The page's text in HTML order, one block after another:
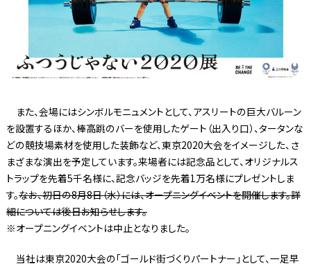
また、会場にはシンボルモニュメントとして、アスリートの巨大バルーン
を設置するほか、棒高跳のバーを使用したゲート（出入り口）、タータンな
どの競技場素材を使用した装飾など、東京2020大会をイメージした、さ
まざまな演出を予定しています。来場者には記念品として、オリジナルス
トラップを先着5千名様に、記念バッジを先着1万名様にプレゼントしま
す。なお、初日の8月8日（水）には、オープニングイベントを開催します。詳
細については後日お知らせします。
※オープニングイベントは中止となりました。
当社は東京2020大会の「ゴールド街づくりパートナー」として、一足早